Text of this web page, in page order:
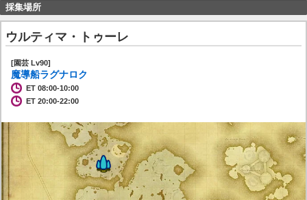
採集場所
ウルティマ・トゥーレ
[園芸 Lv90]
魔導船ラグナロク
ET 08:00-10:00
ET 20:00-22:00